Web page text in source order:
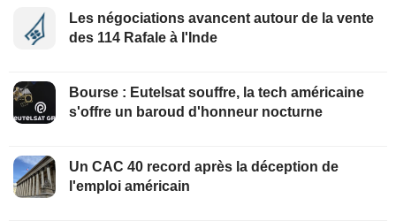
Les négociations avancent autour de la vente
des 114 Rafale à l'Inde
Bourse : Eutelsat souffre, la tech américaine
s'offre un baroud d'honneur nocturne
Un CAC 40 record après la déception de
l'emploi américain